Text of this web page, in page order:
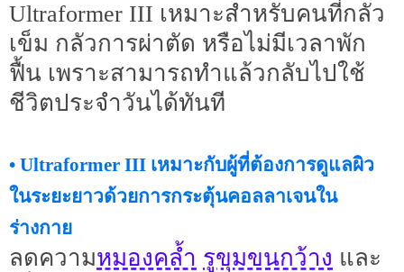
Ultraformer III เหมาะสำหรับคนที่กลัว
เข็ม กลัวการผ่าตัด หรือไม่มีเวลาพัก
ฟื้น เพราะสามารถทำแล้วกลับไปใช้
ชีวิตประจำวันได้ทันที
• Ultraformer III เหมาะกับผู้ที่ต้องการดูแลผิว
ในระยะยาวด้วยการกระตุ้นคอลลาเจนใน
ร่างกาย
ลดความหมองคล้ำ รูขุมขนกว้าง และ